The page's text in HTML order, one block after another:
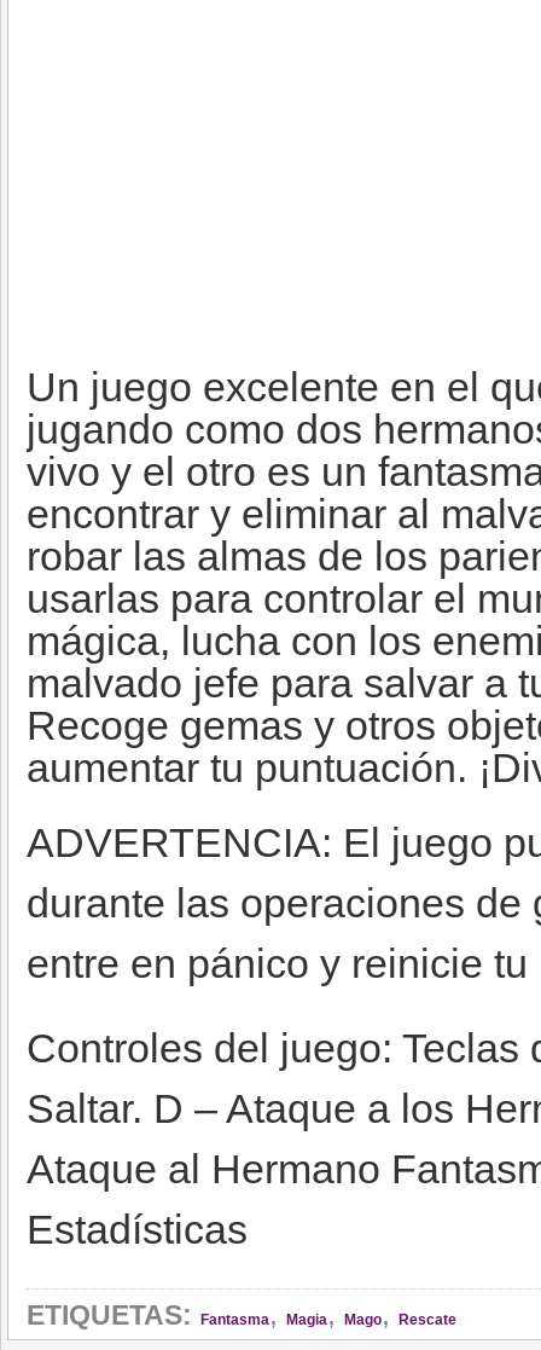
Un juego excelente en el
jugando como dos
vivo y el otro es un
encontrar y eliminar al
robar las almas de los
usarlas para controlar el
mágica, lucha con los
malvado jefe para salvar a
Recoge gemas y otros
aumentar tu puntuación.
ADVERTENCIA: El juego
durante las operaciones de
entre en pánico y reinicie tu
Controles del juego: Teclas
Saltar. D – Ataque a los
Ataque al Hermano
Estadísticas
ETIQUETAS: Fantasma, Magia, Mago, Rescate